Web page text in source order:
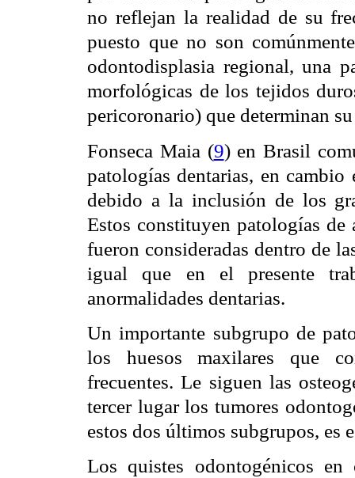
no reflejan la realidad de su
puesto que no son
odontodisplasia regional, una
morfológicas de los tejidos
pericoronario) que determinan
Fonseca Maia (9) en Brasil
patologías dentarias, en
debido a la inclusión de los
Estos constituyen patologías de
fueron consideradas dentro de
igual que en el presente
anormalidades dentarias.
Un importante subgrupo de
los huesos maxilares que
frecuentes. Le siguen las
tercer lugar los tumores
estos dos últimos subgrupos, es
Los quistes odontogénicos